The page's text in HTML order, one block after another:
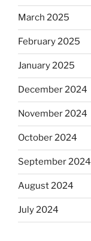
March 2025
February 2025
January 2025
December 2024
November 2024
October 2024
September 2024
August 2024
July 2024